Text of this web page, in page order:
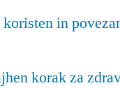
in
korak za